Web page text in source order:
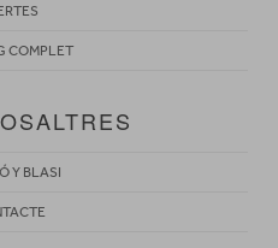
COMPLET
Y BLASI